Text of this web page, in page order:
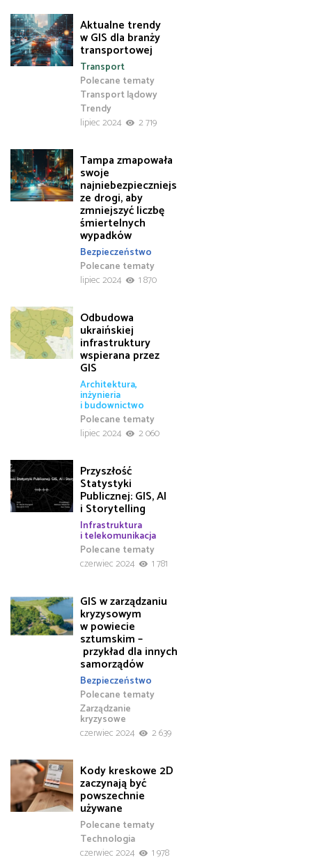
Aktualne trendy
w GIS dla branży
transportowej
Polecane tematy
Transport
Transport lądowy
Trendy
lipiec 2024
2 719
Tampa zmapowała
swoje
najniebezpieczniejs
ze drogi, aby
zmniejszyć liczbę
śmiertelnych
wypadków
Bezpieczeństwo
Polecane tematy
lipiec 2024
1 870
Odbudowa
ukraińskiej
infrastruktury
wspierana przez
GIS
Architektura,
inżynieria
i budownictwo
Polecane tematy
lipiec 2024
2 060
Przyszłość
Statystyki
Publicznej: GIS, AI
i Storytelling
Infrastruktura
i telekomunikacja
Polecane tematy
czerwiec 2024
1 781
GIS w zarządzaniu
kryzysowym
w powiecie
sztumskim –
przykład dla innych
samorządów
Bezpieczeństwo
Polecane tematy
Zarządzanie
kryzysowe
czerwiec 2024
2 639
Kody kreskowe 2D
zaczynają być
powszechnie
używane
Polecane tematy
Technologia
czerwiec 2024
1 978